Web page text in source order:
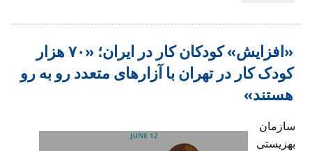
«افزایش» کودکان کار در ایران؛ «۷۰ هزار
کودک کار در تهران با آزارهای متعدد رو به رو
هستند»
سازمان
بهزیستی